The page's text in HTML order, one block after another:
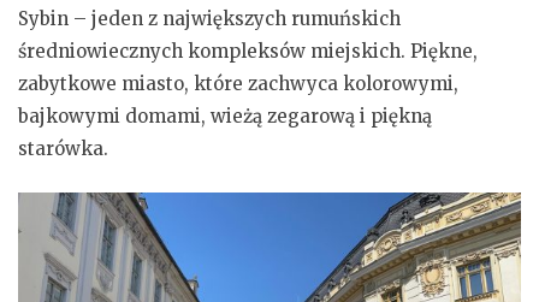
Sybin – jeden z największych rumuńskich
średniowiecznych kompleksów miejskich. Piękne,
zabytkowe miasto, które zachwyca kolorowymi,
bajkowymi domami, wieżą zegarową i piękną
starówka.